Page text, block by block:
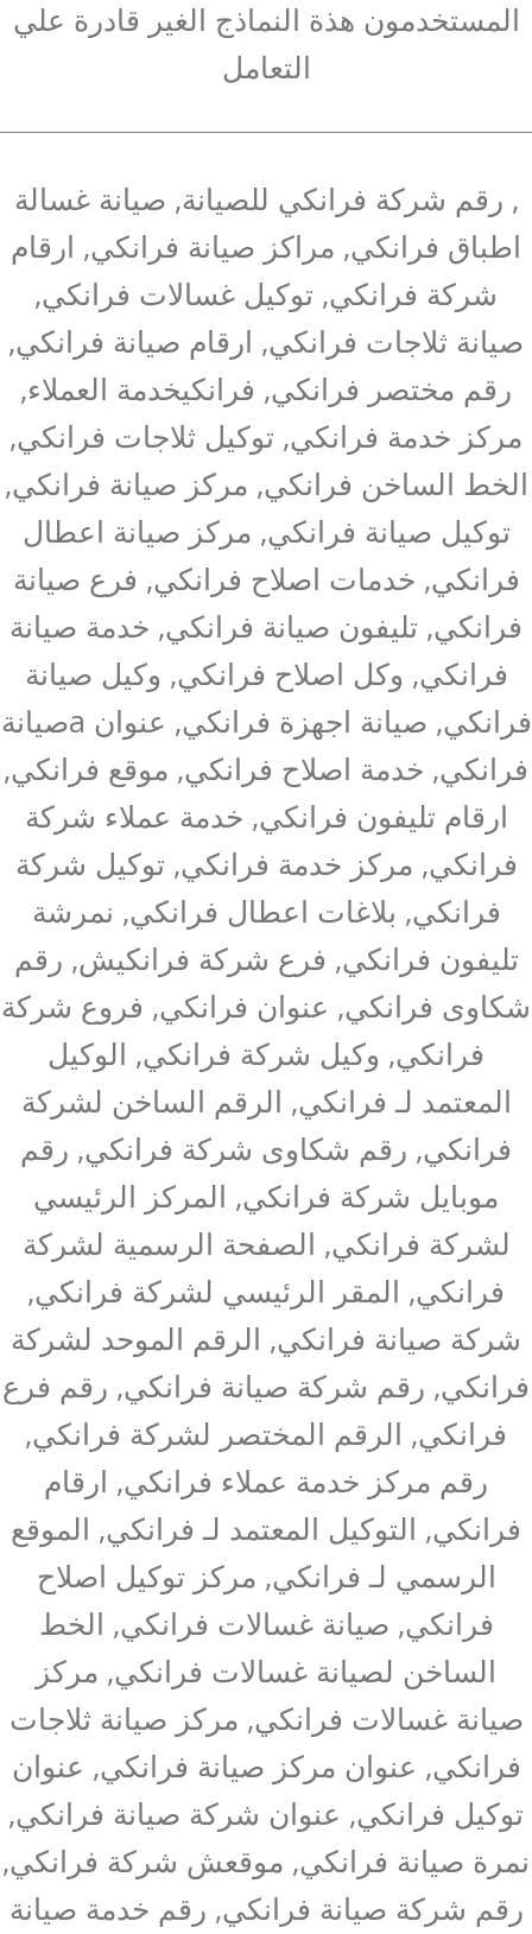
المستخدمون هذة النماذج الغير قادرة علي
التعامل
, رقم شركة فرانكي للصيانة, صيانة غسالة
اطباق فرانكي, مراكز صيانة فرانكي, ارقام
شركة فرانكي, توكيل غسالات فرانكي,
صيانة ثلاجات فرانكي, ارقام صيانة فرانكي,
رقم مختصر فرانكي, فرانكيخدمة العملاء,
مركز خدمة فرانكي, توكيل ثلاجات فرانكي,
الخط الساخن فرانكي, مركز صيانة فرانكي,
توكيل صيانة فرانكي, مركز صيانة اعطال
فرانكي, خدمات اصلاح فرانكي, فرع صيانة
فرانكي, تليفون صيانة فرانكي, خدمة صيانة
فرانكي, وكل اصلاح فرانكي, وكيل صيانة
فرانكي, صيانة اجهزة فرانكي, عنوان aصيانة
فرانكي, خدمة اصلاح فرانكي, موقع فرانكي,
ارقام تليفون فرانكي, خدمة عملاء شركة
فرانكي, مركز خدمة فرانكي, توكيل شركة
فرانكي, بلاغات اعطال فرانكي, نمرشة
تليفون فرانكي, فرع شركة فرانكيش, رقم
شكاوى فرانكي, عنوان فرانكي, فروع شركة
فرانكي, وكيل شركة فرانكي, الوكيل
المعتمد لـ فرانكي, الرقم الساخن لشركة
فرانكي, رقم شكاوى شركة فرانكي, رقم
موبايل شركة فرانكي, المركز الرئيسي
لشركة فرانكي, الصفحة الرسمية لشركة
فرانكي, المقر الرئيسي لشركة فرانكي,
شركة صيانة فرانكي, الرقم الموحد لشركة
فرانكي, رقم شركة صيانة فرانكي, رقم فرع
فرانكي, الرقم المختصر لشركة فرانكي,
رقم مركز خدمة عملاء فرانكي, ارقام
فرانكي, التوكيل المعتمد لـ فرانكي, الموقع
الرسمي لـ فرانكي, مركز توكيل اصلاح
فرانكي, صيانة غسالات فرانكي, الخط
الساخن لصيانة غسالات فرانكي, مركز
صيانة غسالات فرانكي, مركز صيانة ثلاجات
فرانكي, عنوان مركز صيانة فرانكي, عنوان
توكيل فرانكي, عنوان شركة صيانة فرانكي,
نمرة صيانة فرانكي, موقعش شركة فرانكي,
رقم شركة صيانة فرانكي, رقم خدمة صيانة